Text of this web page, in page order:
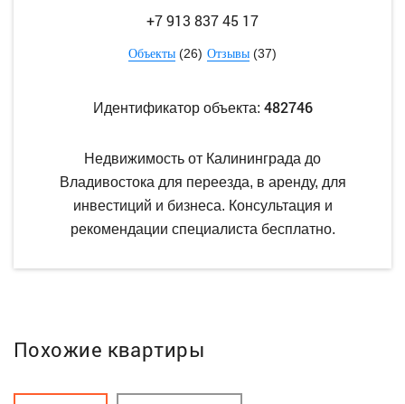
+7 913 837 45 17
Объекты (26) Отзывы (37)
Идентификатор объекта: 482746
Недвижимость от Калининграда до
Владивостока для переезда, в аренду, для
инвестиций и бизнеса. Консультация и
рекомендации специалиста бесплатно.
Похожие квартиры